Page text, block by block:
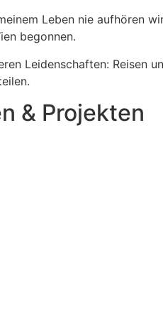
Leben nie
begonnen.
Leidenschaften: Reisen
& Projekten